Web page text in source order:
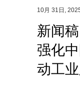
10月 31日,
新闻
强化
动工